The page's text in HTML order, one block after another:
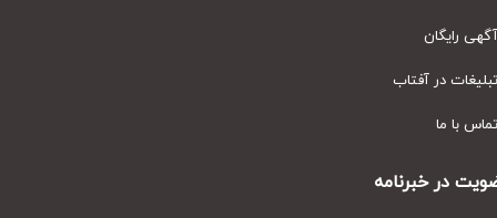
رایگان
در آفتاب
با ما
در خبرنامه